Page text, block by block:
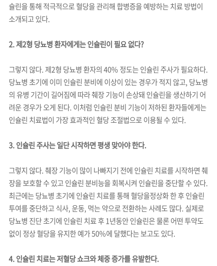
슐린을 통해 적극적으로 혈당을 관리해 합병증을 예방하는 치료 방법이
소개되고 있다.
2. 제2형 당뇨병 환자에게는 인슐린이 필요 없다?
그렇지 않다. 제2형 당뇨병 환자의 40% 정도는 인슐린 주사가 필요하다.
당뇨병 초기에 이미 인슐린 분비에 이상이 있는 경우가 적지 않고, 당뇨병
의 유병 기간이 길어짐에 따라 췌장 기능이 손상돼 인슐린을 생산하기 어
려운 경우가 오게 된다. 이처럼 인슐린 분비 기능이 저하된 환자들에게는
인슐린 치료법이 가장 효과적인 혈당 조절법으로 이용될 수 있다.
3. 인슐린 주사는 일단 시작하면 평생 맞아야 한다.
그렇지 않다. 췌장 기능이 많이 나빠지기 전에 인슐린 치료를 시작하면 췌
장을 보호할 수 있고 인슐린 분비능을 회복시켜 인슐린을 중단할 수 있다.
최근에는 당뇨병 초기에 인슐린 치료를 통해 혈당을정상화 한 후 인슐린
투여를 중단하고 식사, 운동, 먹는 약으로 전환하는 사례도 많다. 실제로
당뇨병 진단 초기에 인슐린 치료 후 1년동안 인슐린은 물론 어떤 투약도
없이 정상 혈당을 유지한 예가 50%에 달했다는 보고도 있다.
4. 인슐린 치료는 저혈당 쇼크와 체중 증가를 유발한다.